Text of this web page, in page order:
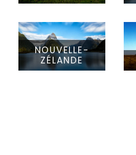
NOUVELLE-
ZÉLANDE